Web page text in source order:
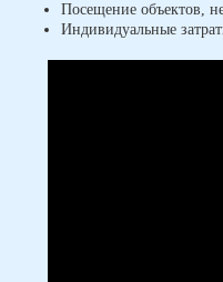
Посещение объектов,
Индивидуальные